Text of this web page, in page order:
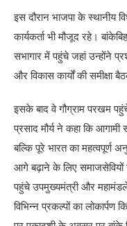
इस दौरान भाजपा के स्थानीय
कार्यकर्ता भी मौजूद रहे।
सभागार में पहुंचे जहां उन्होंने
और विकास कार्यों की समीक्षा
इसके बाद वे गौग्राम परखम
प्रसाद मौर्य ने कहा कि
बल्कि पूरे भारत का महत्वपूर्ण
आगे बढ़ाने के लिए
पहुंचे उपमुख्यमंत्री और
विभिन्न प्रकल्पों का लोकार्पण